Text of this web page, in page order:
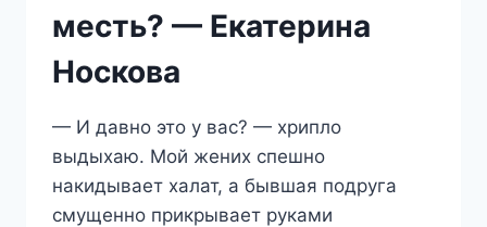
месть? — Екатерина
Носкова
— И давно это у вас? — хрипло
выдыхаю. Мой жених спешно
накидывает халат, а бывшая подруга
смущенно прикрывает руками